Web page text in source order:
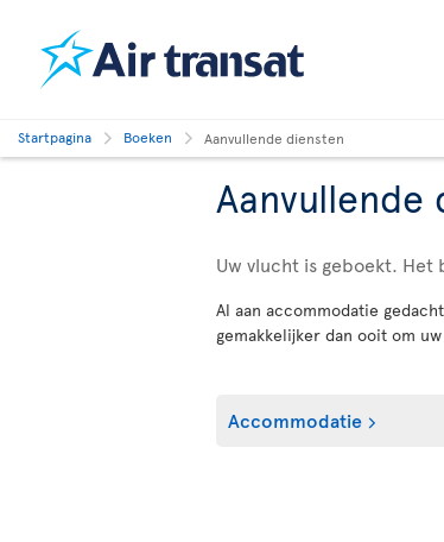
Startpagina Boeken Aanvullende diensten
Aanvullende
Uw vlucht is geboekt. Het
Al aan accommodatie
gemakkelijker dan ooit om
Accommodatie